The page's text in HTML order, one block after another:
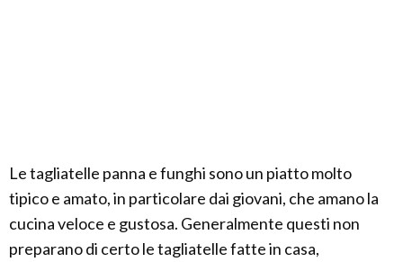
Le tagliatelle panna e funghi sono un piatto molto
tipico e amato, in particolare dai giovani, che amano la
cucina veloce e gustosa. Generalmente questi non
preparano di certo le tagliatelle fatte in casa,